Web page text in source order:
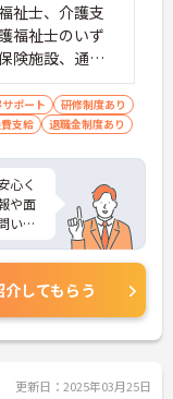
祉士、介護支
福祉士のいず
険施設、通所
がある方
ポート
研修制度あり
支給 退職金制度あり
心く
や面
い合
介してもらう
更新日：2025年03月25日